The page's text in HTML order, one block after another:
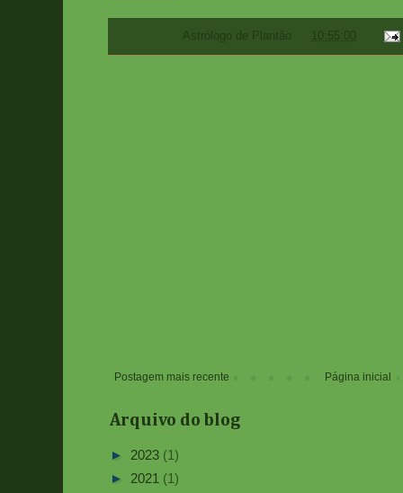
Astrólogo de Plantão 10:55:00
Postagem mais recente Página inicial
Arquivo do blog
► 2023 (1)
► 2021 (1)